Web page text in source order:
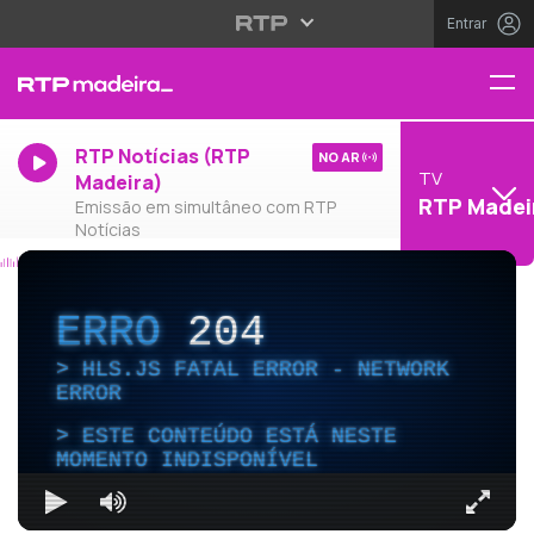
Entrar
RTP Notícias (RTP
Madeira)
Emissão em simultâneo com RTP
Notícias
NO AR
TV
RTP
ERRO204
HLS.JS FATAL ERROR - NETWORK
ERROR
ESTE CONTEÚDO ESTÁ NESTE
MOMENTO INDISPONÍVEL